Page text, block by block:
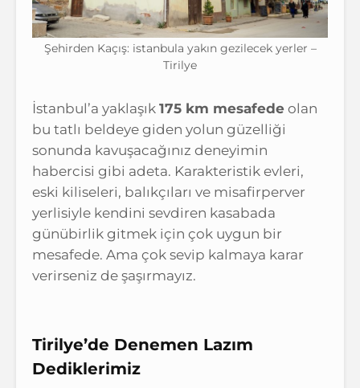
Şehirden Kaçış: istanbula yakın gezilecek yerler –
Tirilye
İstanbul’a yaklaşık 175 km mesafede olan
bu tatlı beldeye giden yolun güzelliği
sonunda kavuşacağınız deneyimin
habercisi gibi adeta. Karakteristik evleri,
eski kiliseleri, balıkçıları ve misafirperver
yerlisiyle kendini sevdiren kasabada
günübirlik gitmek için çok uygun bir
mesafede. Ama çok sevip kalmaya karar
verirseniz de şaşırmayız.
Tirilye’de Denemen Lazım
Dediklerimiz